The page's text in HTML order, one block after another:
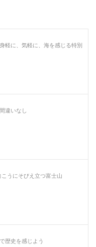
軽に、気軽に、海を感じる特別
違いなし
うにそびえ立つ富士山
歴史を感じよう